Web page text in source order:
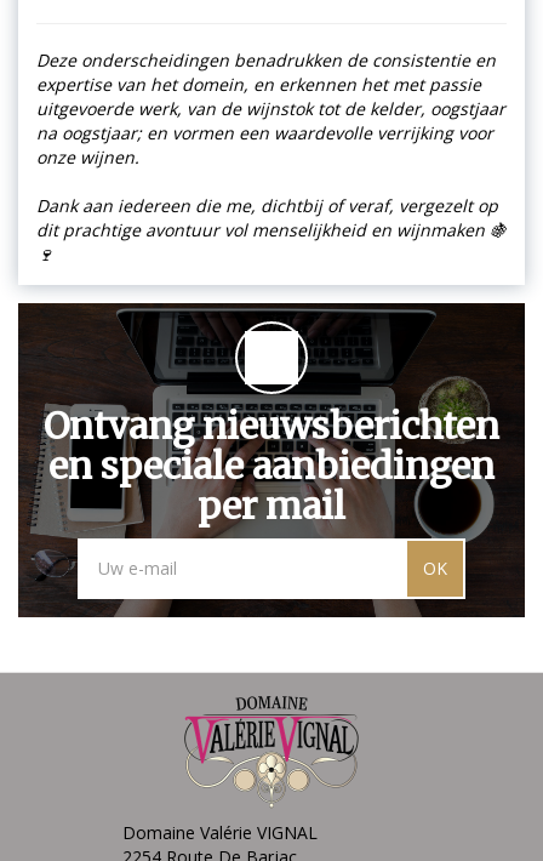
Deze onderscheidingen benadrukken de consistentie en
expertise van het domein, en erkennen het met passie
uitgevoerde werk, van de wijnstok tot de kelder, oogstjaar
na oogstjaar; en vormen een waardevolle verrijking voor
onze wijnen.
Dank aan iedereen die me, dichtbij of veraf, vergezelt op
dit prachtige avontuur vol menselijkheid en wijnmaken 🍇
🍷
Ontvang nieuwsberichten
en speciale aanbiedingen
per mail
OK
Domaine Valérie VIGNAL